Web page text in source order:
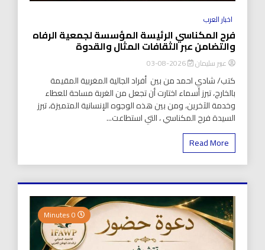
اخبار العرب
فرح المكناسي الرئيسة المؤسسة لجمعية الرفاه
والتضامن عبر الثقافات المثال والقدوة
عبير سليمان 2026-08-03
كتب/ شادي احمد من بين أفراد الجالية المغربية المقيمة
بالخارج، تبرز أسماء اختارت أن تجعل من الغربة مساحة للعطاء
وخدمة الآخرين، ومن بين هذه الوجوه الإنسانية المتميزة، تبرز
السيدة فرح المكناسي ، التي استطاعت...
Read More